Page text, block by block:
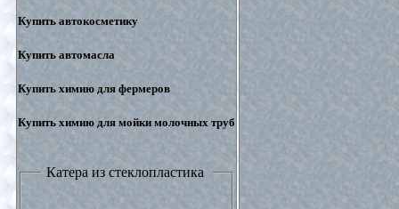
Купить автокосметику
Купить автомасла
Купить химию для фермеров
Купить химию для мойки молочных труб
Катера из стеклопластика